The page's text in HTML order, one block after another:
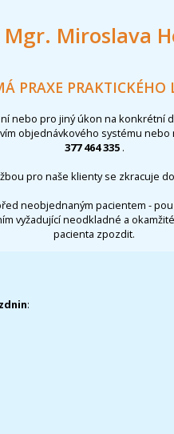
Miroslava
PRAXE PRAKTICKÉHO
nebo pro jiný úkon na konkrétní
objednávkového systému nebo
377 464 335 .
pro naše klienty se zkracuje
neobjednaným pacientem -
vyžadující neodkladné a
pacienta zpozdit.
: